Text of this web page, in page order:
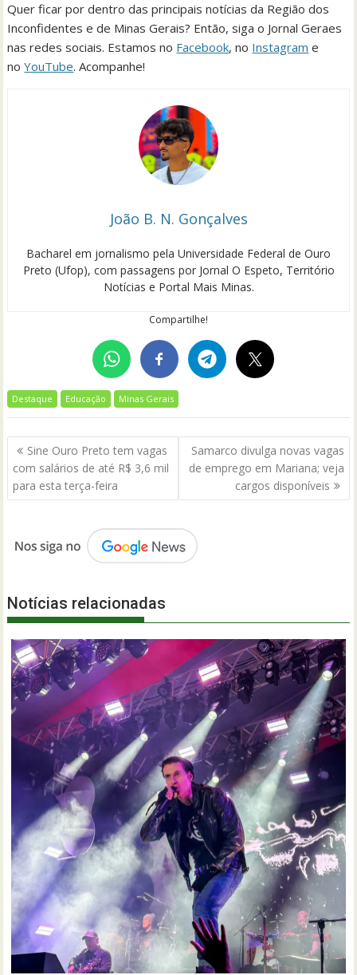
Quer ficar por dentro das principais notícias da Região dos
Inconfidentes e de Minas Gerais? Então, siga o Jornal Geraes
nas redes sociais. Estamos no Facebook, no Instagram e
noYouTube. Acompanhe!
João B. N. Gonçalves
Bacharel em jornalismo pela Universidade Federal de Ouro
Preto (Ufop), com passagens por Jornal O Espeto, Território
Notícias e Portal Mais Minas.
Compartilhe!
Destaque Educação Minas Gerais
Navegação
de
Post
Sine Ouro Preto tem vagas
com salários de até R$ 3,6 mil
para esta terça-feira
Samarco divulga novas vagas
de emprego em Mariana; veja
cargos disponíveis
Notícias relacionadas